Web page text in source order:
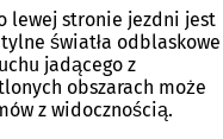
lewej stronie jezdni jest
światła odblaskowe
jadącego z
obszarach może
z widocznością.